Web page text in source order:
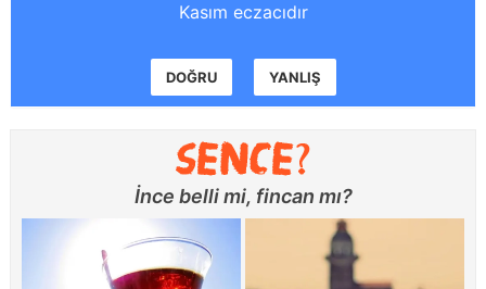
Kasım eczacıdır
DOĞRU YANLIŞ
İnce belli mi, fincan mı?